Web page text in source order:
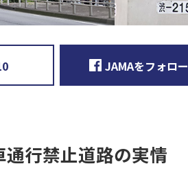
JAMAをフォロー
行禁止道路の実情